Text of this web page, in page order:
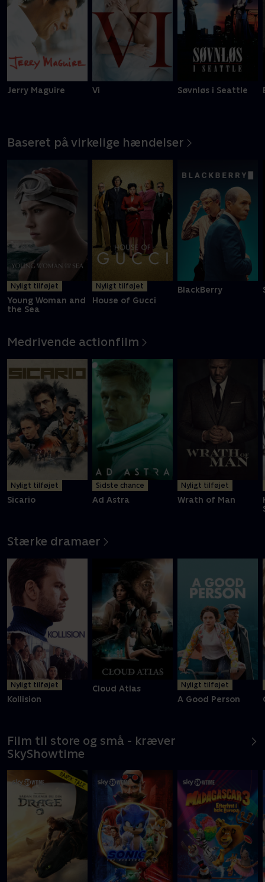
Jerry Maguire Vi Søvnløs i Seattle
Baseret på virkelige hændelser
Nyligt tilføjet
Young Woman and
the Sea
Nyligt tilføjet
House of Gucci
BlackBerry
Medrivende actionfilm
Nyligt tilføjet
Sicario
Sidste chance
Ad Astra
Nyligt tilføjet
Wrath of Man
Stærke dramaer
Nyligt tilføjet
Kollision
Cloud Atlas Nyligt tilføjet
A Good Person
Film til store og små - kræver
SkyShowtime